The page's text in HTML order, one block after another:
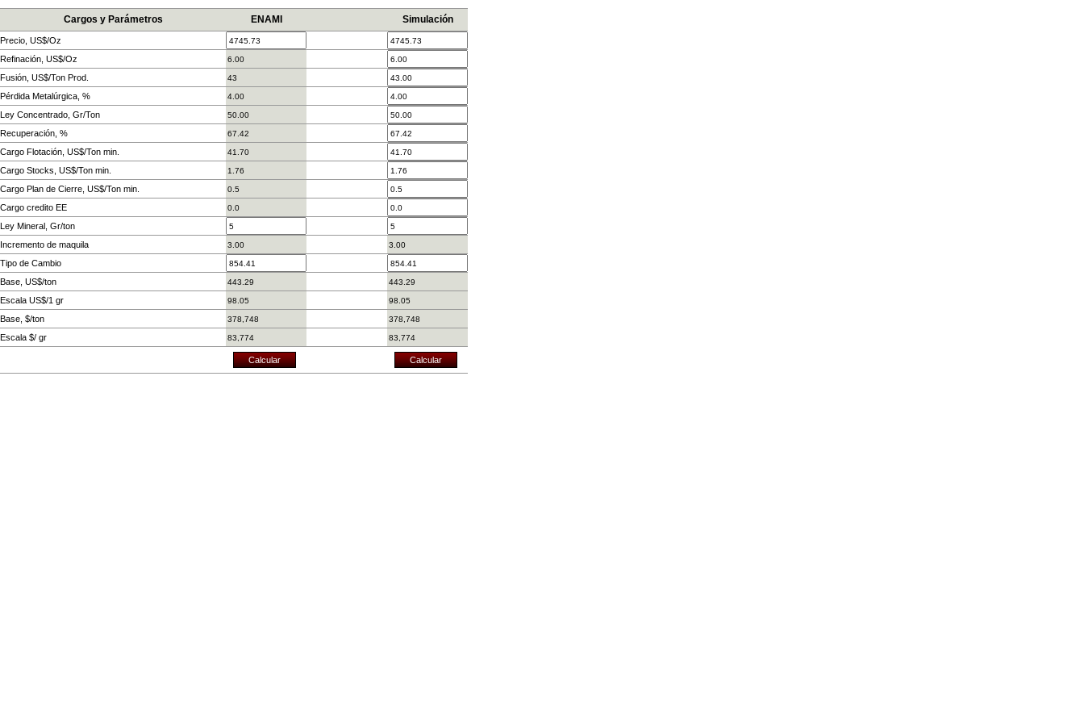
Cargos y Parámetros ENAMI Simulación
Precio, US$/Oz
Refinación, US$/Oz
Fusión, US$/Ton Prod.
Pérdida Metalúrgica, %
Ley Concentrado, Gr/Ton
Recuperación, %
Cargo Flotación, US$/Ton min.
Cargo Stocks, US$/Ton min.
Cargo Plan de Cierre, US$/Ton min.
Cargo credito EE
Ley Mineral, Gr/ton
Incremento de maquila
Tipo de Cambio
Base, US$/ton
Escala US$/1 gr
Base, $/ton
Escala $/ gr